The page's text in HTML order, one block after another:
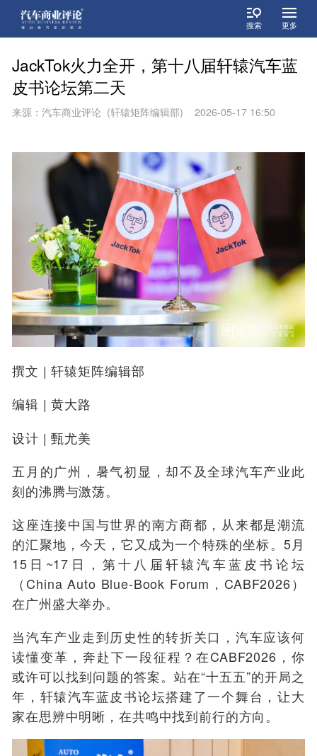
搜索 更多
JackTok火力全开，第十八届轩辕汽车蓝
皮书论坛第二天
来源：汽车商业评论 (轩辕矩阵编辑部) 2026-05-17 16:50
撰文 | 轩辕矩阵编辑部
编辑 | 黄大路
设计 | 甄尤美
五月的广州，暑气初显，却不及全球汽车产业此
刻的沸腾与激荡。
这座连接中国与世界的南方商都，从来都是潮流
的汇聚地，今天，它又成为一个特殊的坐标。5月
15日~17日，第十八届轩辕汽车蓝皮书论坛
（China Auto Blue-Book Forum，CABF2026）
在广州盛大举办。
当汽车产业走到历史性的转折关口，汽车应该何
读懂变革，奔赴下一段征程？在CABF2026，你
或许可以找到问题的答案。站在“十五五”的开局之
年，轩辕汽车蓝皮书论坛搭建了一个舞台，让大
家在思辨中明晰，在共鸣中找到前行的方向。